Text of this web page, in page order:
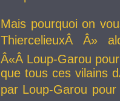
Mais pourquoi on
ThiercelieuxÂ Â»
Â«Â Loup-Garou
que tous ces vilains
par Loup-Garou